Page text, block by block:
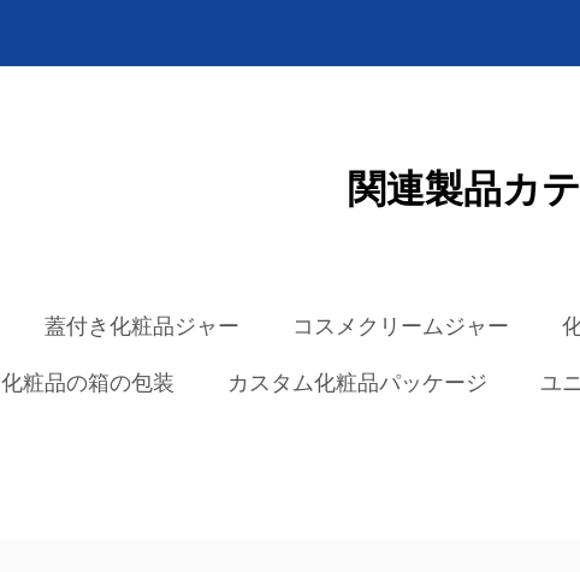
関連製品カ
蓋付き化粧品ジャー コスメクリームジャー
化粧品の箱の包装 カスタム化粧品パッケージ ユ